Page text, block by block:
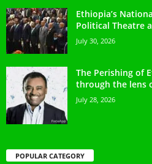
Ethiopia’s
Political Theatre
July 30, 2026
The Perishing of
through the lens
July 28, 2026
POPULAR CATEGORY